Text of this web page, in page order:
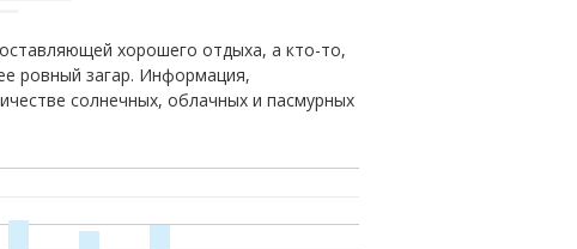
хорошего отдыха, а кто-то,
ровный загар. Информация,
солнечных, облачных и пасмурных